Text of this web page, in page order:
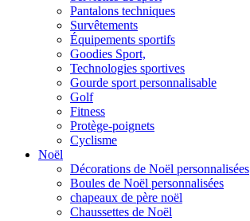
Pantalons techniques
Survêtements
Équipements sportifs
Goodies Sport,
Technologies sportives
Gourde sport personnalisable
Golf
Fitness
Protège-poignets
Cyclisme
Noël
Décorations de Noël personnalisées
Boules de Noël personnalisées
chapeaux de père noël
Chaussettes de Noël